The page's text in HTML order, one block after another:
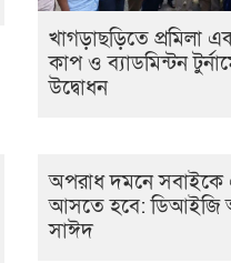
খাগড়াছড়িতে প্রমিলা
কাপ ও ব্যাডমিন্টন
উদ্বোধন
অপরাধ দমনে সবাইকে
আসতে হবে: ডিআইজি
সাঈদ